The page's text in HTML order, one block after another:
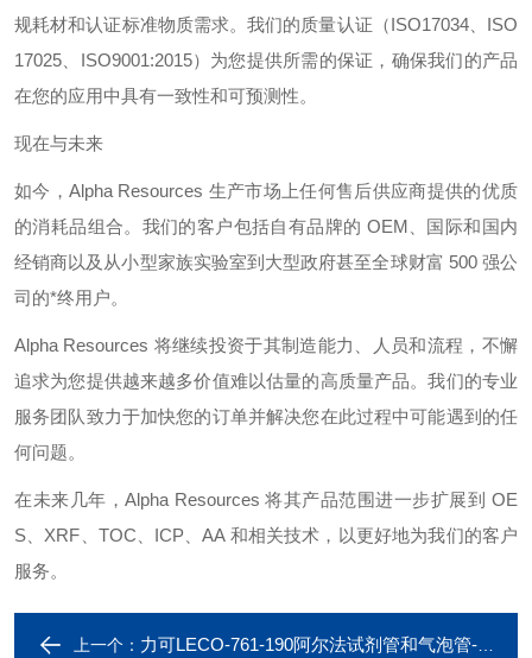
规耗材和认证标准物质需求。我们的质量认证（ISO17034、 ISO
17025
ISO9001:2015）为您提供所需的保证，确保我们的产品
在您的应用中具有一致性和可预测性。
现在与未来
如今， Alpha Resources 生产市场上任何售后供应商提供的优质
的消耗品组合。我们的客户包括自有品牌的 OEM 、国际和国内
经销商以及从小型家族实验室到大型政府甚至全球财富 500 强公
司的*终用户。
Alpha Resources 将继续投资于其制造能力、人员和流程，不懈
追求为您提供越来越多价值难以估量的高质量产品。我们的专业
服务团队致力于加快您的订单并解决您在此过程中可能遇到的任
何问题。
在未来几年，Alpha Resources将其产品范围进一步扩展到OE
S
XRF TOC ICP 、AA 和相关技术，以更好地为我们的客户
服务。
上一个： 力可LECO-761-190阿尔法试剂管和气泡管-AR190玻璃管 11.75